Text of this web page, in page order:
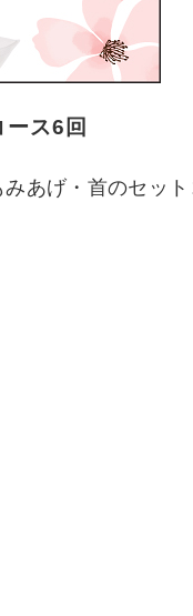
ース6回
あげ・首のセット